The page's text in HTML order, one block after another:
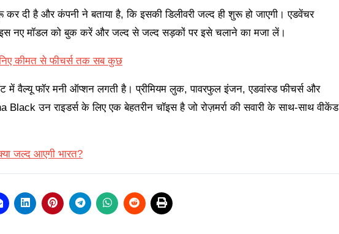
है और कंपनी ने बताया है, कि इसकी डिलीवरी जल्द ही शुरू हो जाएगी। एडवेंचर
इस नए मॉडल को बुक करें और जल्द से जल्द सड़कों पर इसे चलाने का मजा लें।
कीमत से फीचर्स तक सब कुछ
वैल्यू फॉर मनी ऑप्शन लगती है। प्रीमियम लुक, पावरफुल इंजन, एडवांस्ड फीचर्स और
उन राइडर्स के लिए एक बेहतरीन चॉइस है जो रोज़मर्रा की सवारी के साथ-साथ वीकेंड
जल्द आएगी भारत?